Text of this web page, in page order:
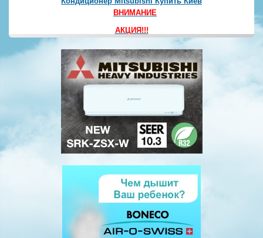
ВНИМАНИЕ
Mitsubishi Electric
MSZ-HR25VFкупить со склада в Киеве
MSZ-HR35VFкупить олх Киев
Скидки на Mitsubishi Electric
MSZ-LN35VGV купить с установкой
Обслуживание кондиционеров Киев
АКЦИЯ! - 1000 грн.
+ расходные материалы 2000 грн.!!!
Каминный вентилятор Киев
Ремонт кондиционеров в Киев цена